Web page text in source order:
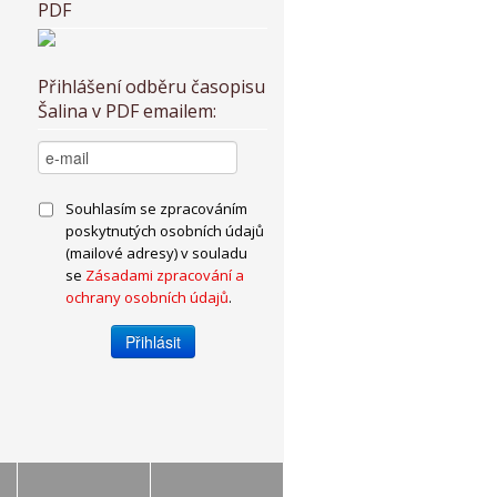
PDF
Přihlášení odběru časopisu
Šalina v PDF emailem:
Souhlasím se zpracováním
poskytnutých osobních údajů
(mailové adresy) v souladu
se Zásadami zpracování a
ochrany osobních údajů.